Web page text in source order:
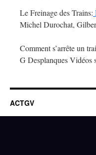
Le Freinage des Trains:
Michel Durochat,
Comment s’arrête un
G Desplanques Vidéos
ACTGV